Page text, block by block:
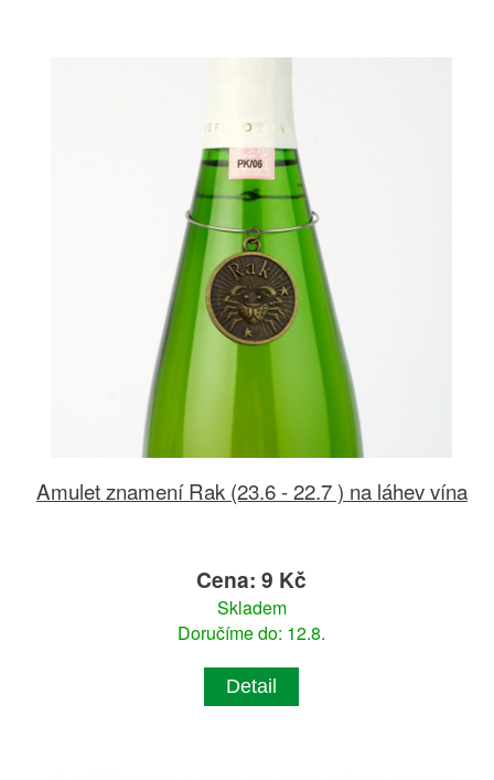
Amulet znamení Rak (23.6 - 22.7 ) na láhev vína
Cena: 9 Kč
Skladem
Doručíme do: 12.8.
Detail